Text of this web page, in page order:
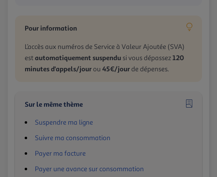
Sur le même thème
Suspendre ma ligne
Suivre ma consommation
Payer ma facture
Payer une avance sur consommation
Pour information
L’accès aux numéros de Service à Valeur Ajoutée (SVA)
estautomatiquement suspendu si vous dépassez120
minutes d'appels/jourou 45€/jourde dépenses.